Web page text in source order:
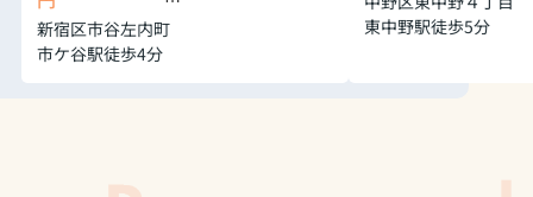
新宿区市谷左内町
市ケ谷駅徒歩4分
東中野駅徒歩5分